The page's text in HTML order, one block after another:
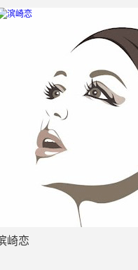
崎恋